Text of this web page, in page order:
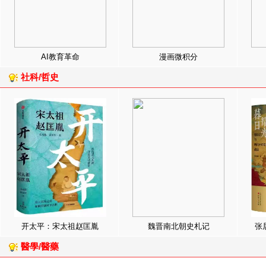
AI教育革命 漫画微积分
社科/哲史
开太平：宋太祖赵匡胤 魏晋南北朝史札记 张
醫學/醫藥